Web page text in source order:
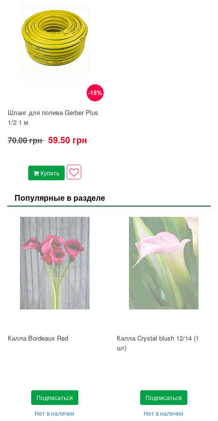
-15%
Шланг для полива Gerber Plus
1/2 1 м
70.00 грн 59.50 грн
Купить
Популярные в разделе
Калла Bordeaux Red
Подписаться
Нет в наличии
Калла Crystal blush 12/14 (1
шт)
Подписаться
Нет в наличии